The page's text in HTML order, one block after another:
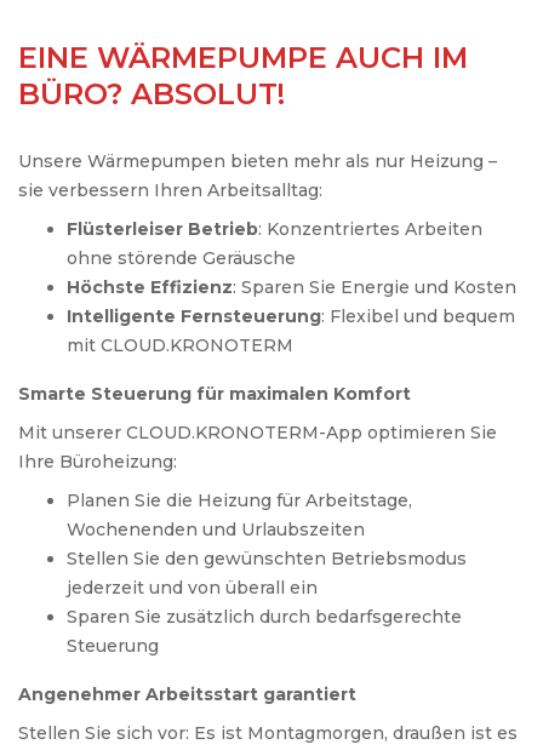
EINE WÄRMEPUMPE AUCH IM
BÜRO? ABSOLUT!
Unsere Wärmepumpen bieten mehr als nur Heizung –
sie verbessern Ihren Arbeitsalltag:
Flüsterleiser Betrieb: Konzentriertes Arbeiten
ohne störende Geräusche
Höchste Effizienz: Sparen Sie Energie und Kosten
Intelligente Fernsteuerung: Flexibel und bequem
mit CLOUD.KRONOTERM
Smarte Steuerung für maximalen Komfort
Mit unserer CLOUD.KRONOTERM-App optimieren Sie
Ihre Büroheizung:
Planen Sie die Heizung für Arbeitstage,
Wochenenden und Urlaubszeiten
Stellen Sie den gewünschten Betriebsmodus
jederzeit und von überall ein
Sparen Sie zusätzlich durch bedarfsgerechte
Steuerung
Angenehmer Arbeitsstart garantiert
Stellen Sie sich vor: Es ist Montagmorgen, draußen ist es